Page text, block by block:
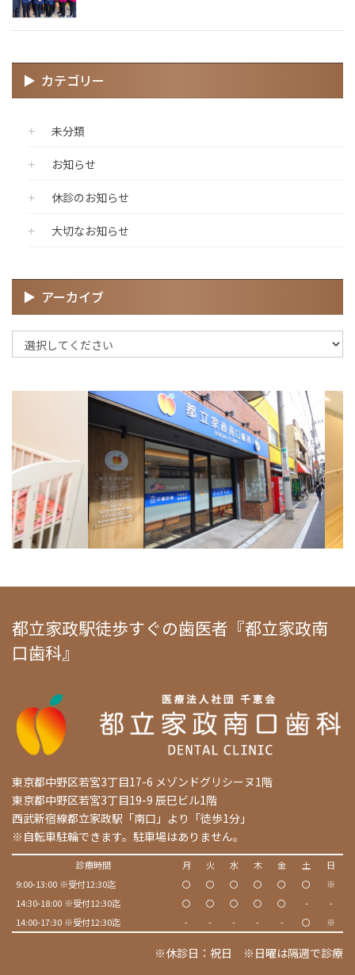
カテゴリー
未分類
お知らせ
休診のお知らせ
大切なお知らせ
アーカイブ
都立家政駅徒歩すぐの歯医者『都立家政南
口歯科』
東京都中野区若宮3丁目17-6 メゾンドグリシーヌ1階
東京都中野区若宮3丁目19-9 辰巳ビル1階
西武新宿線都立家政駅「南口」より「徒歩1分」
※自転車駐輪できます。駐車場はありません。
診療時間 月 火 水 木 金 土
日
9:00-13:00 ※受付12:30迄
〇 〇 〇 〇 〇 〇
※
14:30-18:00 ※受付12:30迄
〇 〇 〇 〇 〇 -
-
14:00-17:30 ※受付12:30迄
- - - - - 〇 ※
※休診日：祝日 ※日曜は隔週で診療